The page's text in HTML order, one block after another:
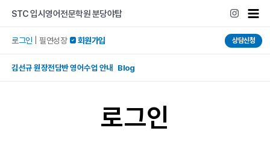
건너뛰기STC 입시영어전문학원 분당야탑
로그인 필연성장  회원가입 상담신청
김선규 원장전담반 영어수업 안내 Blog
로그인